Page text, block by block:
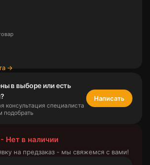
→
в выборе или есть
консультация специалиста
Написать
Нет в наличии
на предзаказ - мы свяжемся с вами!